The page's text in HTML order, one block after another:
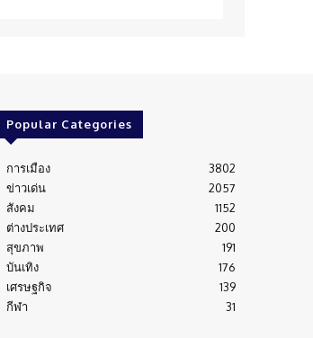
Popular Categories
การเมือง
3802
ข่าวเด่น
2057
สังคม
1152
ต่างประเทศ
200
สุขภาพ
191
บันเทิง
176
เศรษฐกิจ
139
กีฬา
31